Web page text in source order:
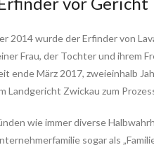
2014 wurde der Erfinder von
Frau, der Tochter und ihrem
ende März 2017, zweieinhalb
Landgericht Zwickau zum
wie immer diverse
sogar als